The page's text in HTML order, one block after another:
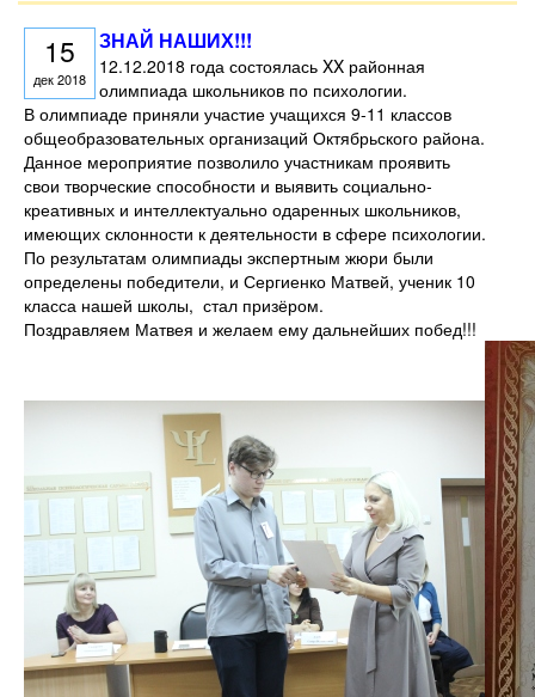
15
дек 2018
ЗНАЙ НАШИХ!!!
12.12.2018 года состоялась XX районная
олимпиада школьников по психологии.
В олимпиаде приняли участие учащихся 9-11 классов
общеобразовательных организаций Октябрьского района.
Данное мероприятие позволило участникам проявить
свои творческие способности и выявить социально-
креативных и интеллектуально одаренных школьников,
имеющих склонности к деятельности в сфере психологии.
По результатам олимпиады экспертным жюри были
определены победители, и Сергиенко Матвей, ученик 10
класса нашей школы, стал призёром.
Поздравляем Матвея и желаем ему дальнейших побед!!!